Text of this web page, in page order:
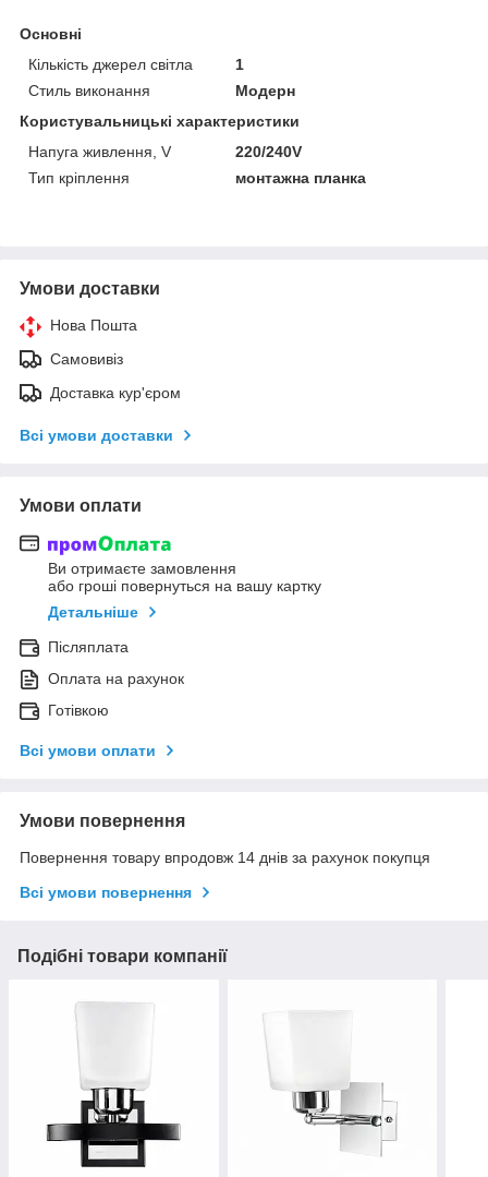
Основні
Кількість джерел світла
1
Стиль виконання
Модерн
Користувальницькі характеристики
Напуга живлення, V
220/240V
Тип кріплення
монтажна планка
Умови доставки
Нова Пошта
Самовивіз
Доставка кур'єром
Всі умови доставки
Умови оплати
Ви отримаєте замовлення
або гроші повернуться на вашу картку
Детальніше
Післяплата
Оплата на рахунок
Готівкою
Всі умови оплати
Умови повернення
Повернення товару впродовж 14 днів за рахунок покупця
Всі умови повернення
Подібні товари компанії